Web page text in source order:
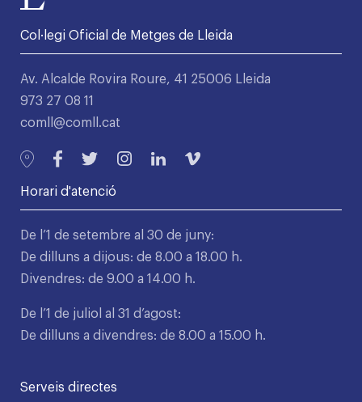
Col·legi Oficial de Metges de Lleida
Av. Alcalde Rovira Roure, 41 25006 Lleida
973 27 08 11
comll@comll.cat
Horari d'atenció
De l’1 de setembre al 30 de juny:
De dilluns a dijous: de 8.00 a 18.00 h.
Divendres: de 9.00 a 14.00 h.
De l’1 de juliol al 31 d’agost:
De dilluns a divendres: de 8.00 a 15.00 h.
Serveis directes